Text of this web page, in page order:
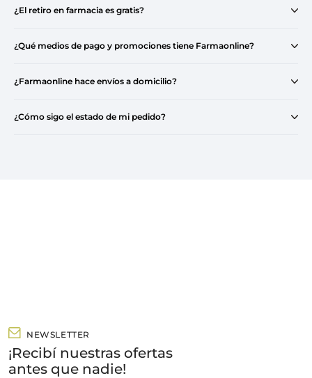
¿El retiro en farmacia es gratis?
¿Qué medios de pago y promociones tiene Farmaonline?
¿Farmaonline hace envíos a domicilio?
¿Cómo sigo el estado de mi pedido?
NEWSLETTER
¡Recibí nuestras ofertas
antes que nadie!